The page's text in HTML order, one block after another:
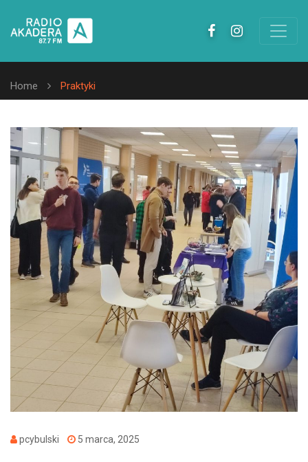
Home Praktyki
pcybulski 5 marca, 2025